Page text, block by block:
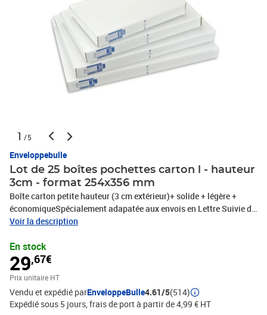
1 /5
Enveloppebulle
Lot de 25 boîtes pochettes carton l - hauteur
3cm - format 254x356 mm
Boîte carton petite hauteur (3 cm extérieur)+ solide + légère +
économiqueSpécialement adapatée aux envois en Lettre Suivie de
La Poste (norme 2015)- Carton ondulé stabilisé coloris blanc
transport- Finition de qualité professionnelle avec aspect pro et
touché lisseLivrée déjà préformée, ne restent que les 2 extrémités à
fermer = gain de tempsCarton microcannelure pour une meilleure
résistanceFormat L (poids unitaire = environ 110
grammes)EXTERIEURLongueur : 356 mmlargeur : 254 mmhauteur
: 30 mmINTERIEURLongueur : 352 mmlargeur : 250 mmhauteur :
Voir la description
En stock
29,67€
Prix unitaire HT
Vendu et expédié parEnveloppeBulle4.61/5(514)
Expédié sous 5 jours, frais de port à partir de 4,99 € HT